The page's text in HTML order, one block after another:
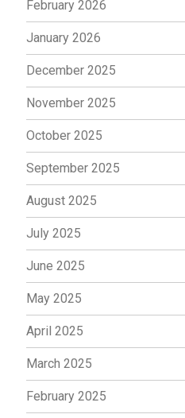
February 2026
January 2026
December 2025
November 2025
October 2025
September 2025
August 2025
July 2025
June 2025
May 2025
April 2025
March 2025
February 2025